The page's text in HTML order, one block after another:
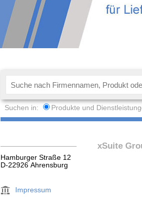
Suchen in: Produkte und
xSuite
Hamburger Straße 12
D-22926 Ahrensburg
Impressum